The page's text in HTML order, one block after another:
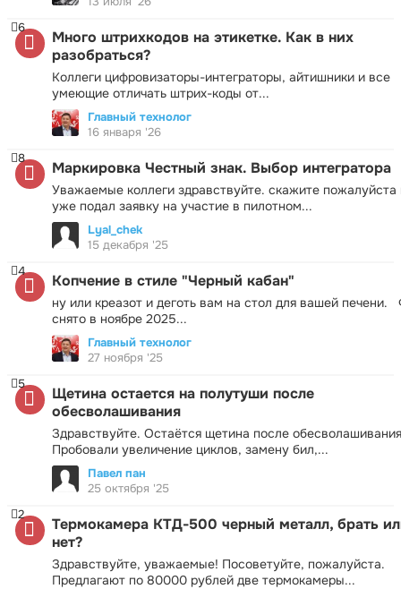
Много штрихкодов на этикетке. Как в них
разобраться?
Коллеги цифровизаторы-интеграторы, айтишники и все
умеющие отличать штрих-коды от...
6
Главный технолог
16 января '26
Маркировка Честный знак. Выбор интегратора
Уважаемые коллеги здравствуйте. скажите пожалуйста
уже подал заявку на участие в пилотном...
8
Lyal_chek
15 декабря '25
Копчение в стиле "Черный кабан"
ну или креазот и деготь вам на стол для вашей печени.
снято в ноябре 2025...
4
Главный технолог
27 ноября '25
Щетина остается на полутуши после
обесволашивания
Здравствуйте. Остаётся щетина после
Пробовали увеличение циклов, замену бил,...
5
Павел пан
25 октября '25
Термокамера КТД-500 черный металл, брать
нет?
Здравствуйте, уважаемые! Посоветуйте, пожалуйста.
Предлагают по 80000 рублей две термокамеры...
2